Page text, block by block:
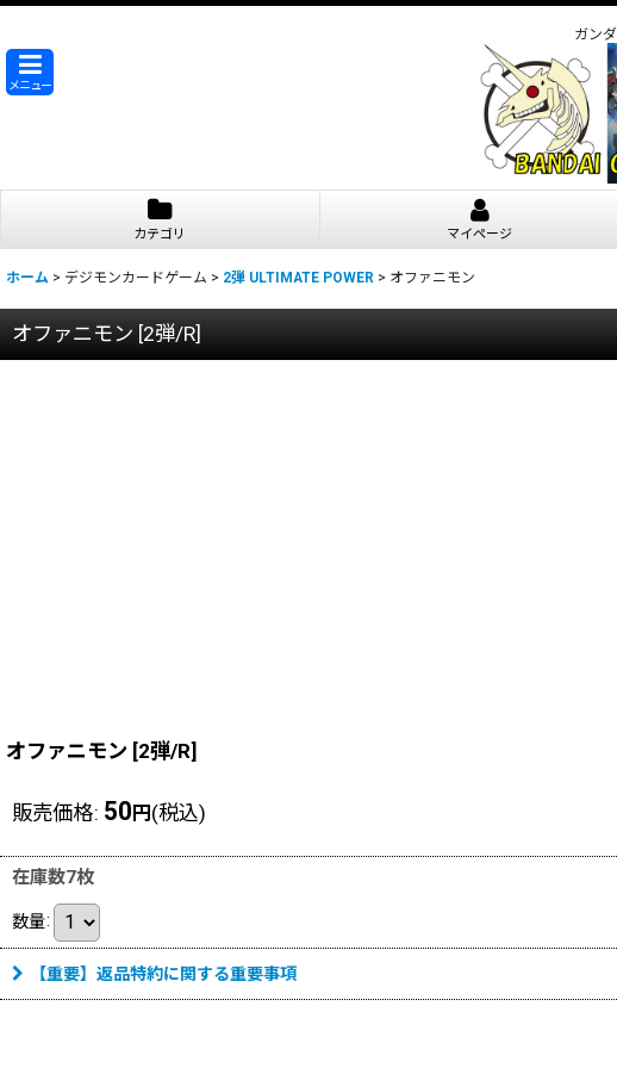
ガン
メニュー
カテゴリ マイページ
ホーム > デジモンカードゲーム > 2弾 ULTIMATE POWER > オファニモン
オファニモン [2弾/R]
オファニモン [2弾/R]
販売価格: 50 円 (税込)
在庫数7枚
数量:
【重要】返品特約に関する重要事項